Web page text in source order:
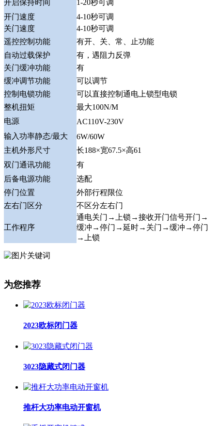
开启保持时间
1-20秒可调
开门速度
4-10秒可调
关门速度
4-10秒可调
遥控控制功能
有开、关、常、止功能
自动过载保护
有，遇阻力反弹
关门缓冲功能
有
缓冲调节功能
可以调节
控制电锁功能
可以直接控制通电上锁型电锁
整机扭矩
最大100N/M
电源
AC110V-230V
输入功率静态/最大
6W/60W
主机外形尺寸
长188×宽67.5×高61
双门通讯功能
有
后备电源功能
选配
停门位置
外部行程限位
左右门区分
不区分左右门
工作程序
通电关门→上锁→接收开门信号开门→
缓冲 →停门→延时→关门→缓冲→停门
→上锁
为您推荐
2023欧标闭门器
3023隐藏式闭门器
推杆大功率电动开窗机